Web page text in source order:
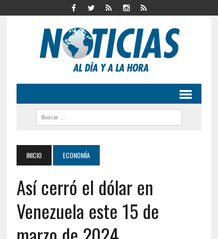
INICIO ECONOMÍA
Así cerró el dólar en
Venezuela este 15 de